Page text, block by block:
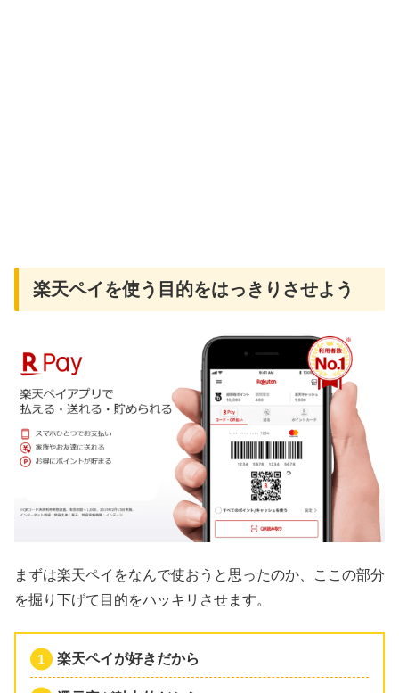
楽天ペイを使う目的をはっきりさせよう
まずは楽天ペイをなんで使おうと思ったのか、ここの部分
を掘り下げて目的をハッキリさせます。
楽天ペイが好きだから